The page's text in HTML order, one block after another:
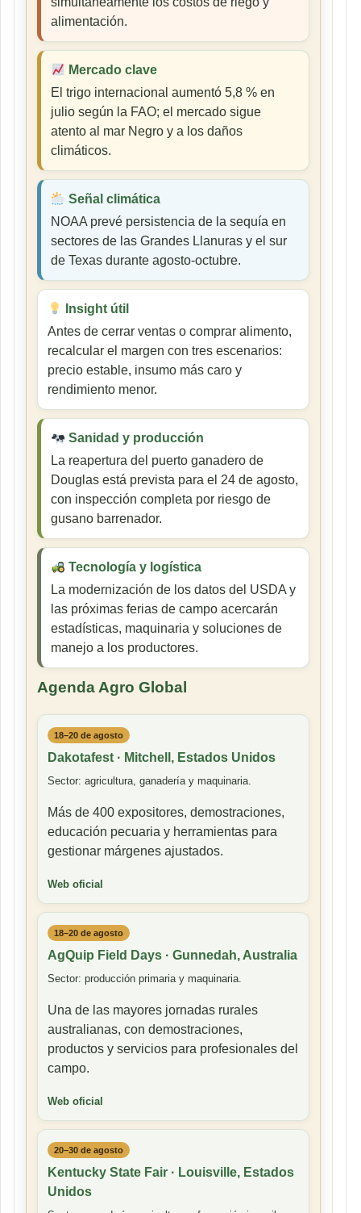
alimentación.
Mercado clave
El trigo internacional aumentó 5,8 % en
julio según la FAO; el mercado sigue
atento al mar Negro y a los daños
climáticos.
Señal climática
NOAA prevé persistencia de la sequía en
sectores de las Grandes Llanuras y el sur
de Texas durante agosto-octubre.
Insight útil
Antes de cerrar ventas o comprar alimento,
recalcular el margen con tres escenarios:
precio estable, insumo más caro y
rendimiento menor.
Sanidad y producción
La reapertura del puerto ganadero de
Douglas está prevista para el 24 de agosto,
con inspección completa por riesgo de
gusano barrenador.
Tecnología y logística
La modernización de los datos del USDA y
las próximas ferias de campo acercarán
estadísticas, maquinaria y soluciones de
manejo a los productores.
Agenda Agro Global
18–20 de agosto
Dakotafest · Mitchell, Estados Unidos
Sector: agricultura, ganadería y maquinaria.
Más de 400 expositores, demostraciones,
educación pecuaria y herramientas para
gestionar márgenes ajustados.
Web oficial
18–20 de agosto
AgQuip Field Days · Gunnedah, Australia
Sector: producción primaria y maquinaria.
Una de las mayores jornadas rurales
australianas, con demostraciones,
productos y servicios para profesionales del
campo.
Web oficial
20–30 de agosto
Kentucky State Fair · Louisville, Estados
Unidos